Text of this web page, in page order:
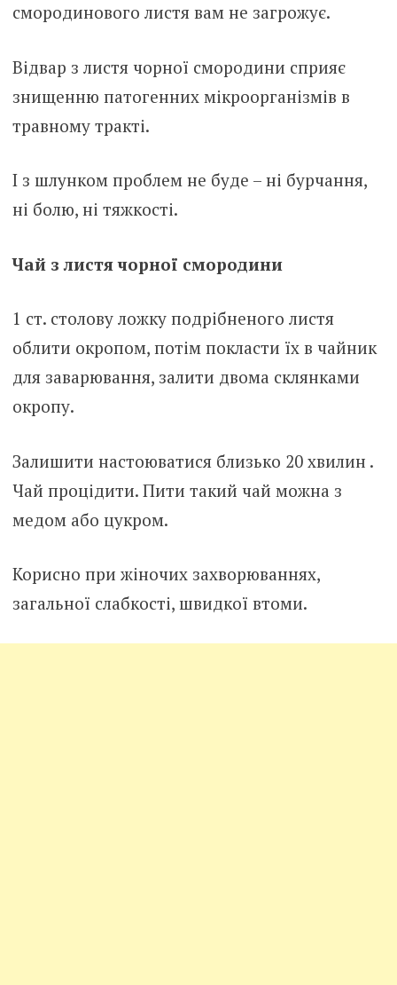
смородинового листя вам не загрожує.
Відвар з листя чорної смородини сприяє
знищенню патогенних мікроорганізмів в
травному тракті.
І з шлунком проблем не буде – ні бурчання,
ні болю, ні тяжкості.
Чай з листя чорної смородини
1 ст. столову ложку подрібненого листя
облити окропом, потім покласти їх в чайник
для заварювання, залити двома склянками
окропу.
Залишити настоюватися близько 20 хвилин .
Чай процідити. Пити такий чай можна з
медом або цукром.
Корисно при жіночих захворюваннях,
загальної слабкості, швидкої втоми.